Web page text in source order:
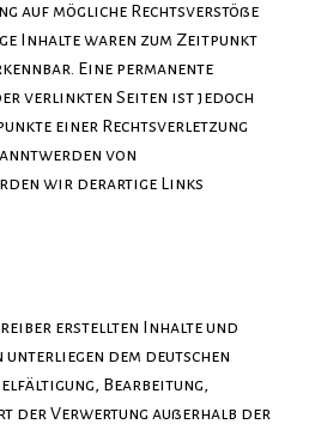
auf mögliche Rechtsverstöße
Inhalte waren zum Zeitpunkt
Eine permanente
verlinkten Seiten ist jedoch
einer Rechtsverletzung
von
wir derartige Links
erstellten Inhalte und
unterliegen dem deutschen
Bearbeitung,
der Verwertung außerhalb der